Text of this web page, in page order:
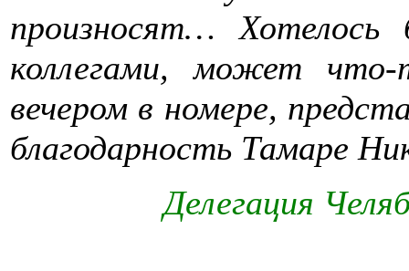
произносят…Хотелось
коллегами, может
вечером в номере,
благодарность Тамаре
Делегация